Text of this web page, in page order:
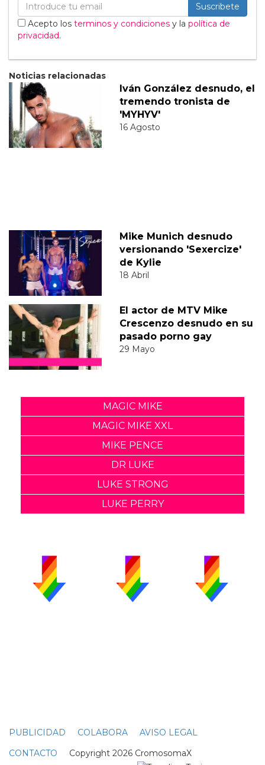
Suscribete
Acepto los terminos y condiciones y la política de
privacidad.
Noticias relacionadas
Iván González desnudo, el
tremendo tronista de
'MYHYV'
16 Agosto
Mike Munich desnudo
versionando 'Sexercize'
de Kylie
18 Abril
El actor de MTV Mike
Crescenzo desnudo en su
pasado porno gay
29 Mayo
MAGIC MIKE
MAGIC MIKE XXL
MIKE PENCE
DR LUKE
LUKE STRONG
LUKE PERRY
PUBLICIDAD COLABORA
AVISO LEGAL
CONTACTO Copyright 2026 CromosomaX